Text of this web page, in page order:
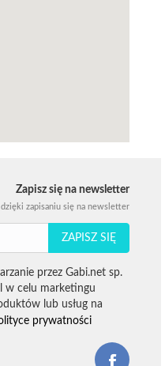
Zapisz się na newsletter
zapisaniu się na newsletter
ZAPISZ SIĘ
przez Gabi.net sp.
w celu marketingu
lub usług na
prywatności